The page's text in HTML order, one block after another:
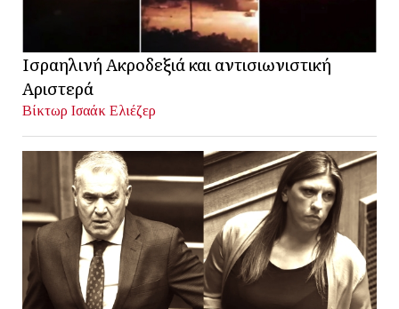
Ισραηλινή Ακροδεξιά και αντισιωνιστική
Αριστερά
Βίκτωρ Ισαάκ Ελιέζερ